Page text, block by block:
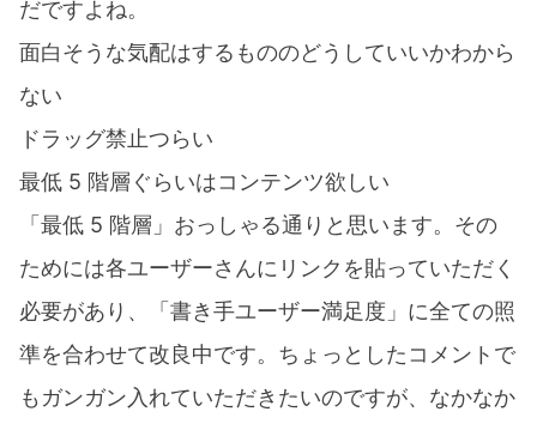
だですよね。
面白そうな気配はするもののどうしていいかわから
ない
ドラッグ禁止つらい
最低 5 階層ぐらいはコンテンツ欲しい
「最低 5 階層」おっしゃる通りと思います。その
ためには各ユーザーさんにリンクを貼っていただく
必要があり、「書き手ユーザー満足度」に全ての照
準を合わせて改良中です。ちょっとしたコメントで
もガンガン入れていただきたいのですが、なかなか